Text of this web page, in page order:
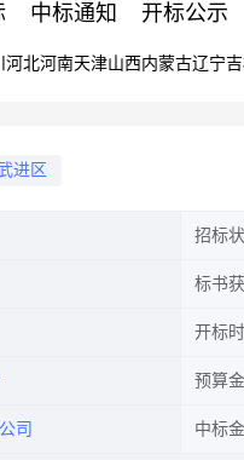
中标通知 开标公示
河北河南天津山西内蒙古辽宁
进区
招标
标书
开标
预算
司 中标